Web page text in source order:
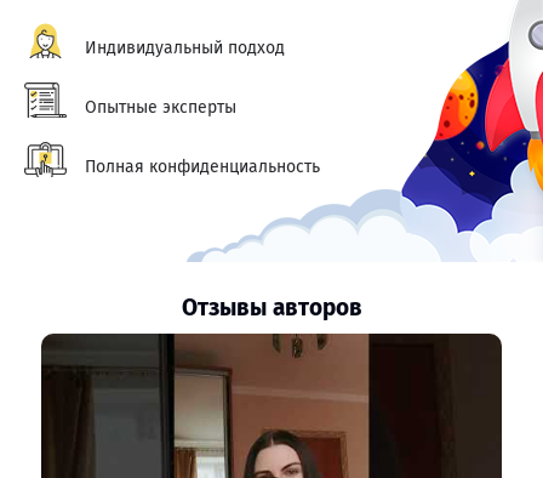
Индивидуальный подход
Опытные эксперты
Полная конфиденциальность
Отзывы авторов